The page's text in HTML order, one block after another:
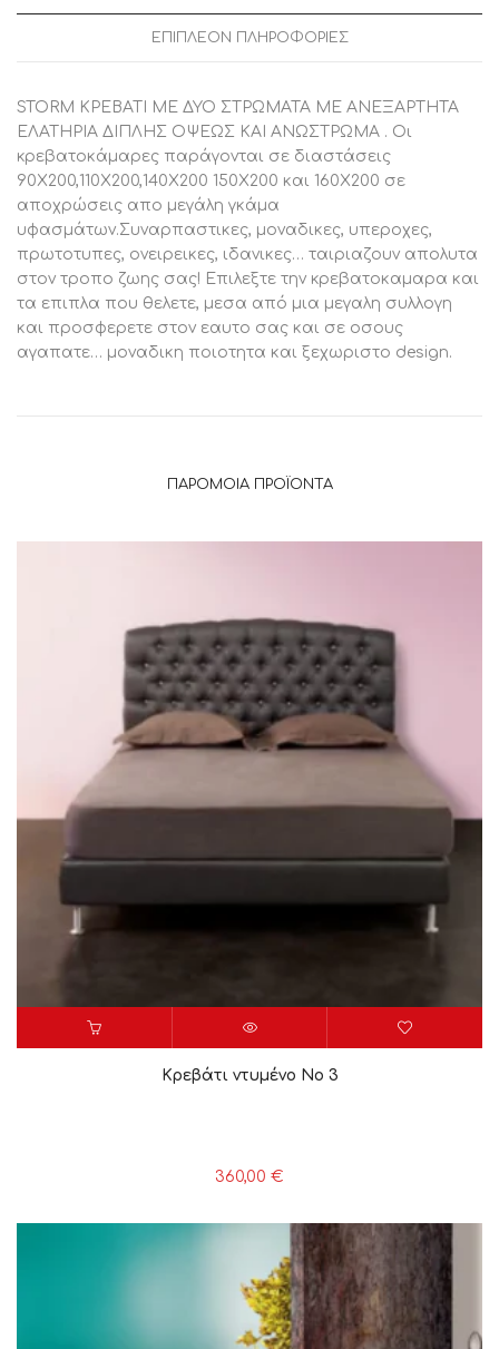
ΕΠΙΠΛΈΟΝ ΠΛΗΡΟΦΟΡΊΕΣ
STORM ΚΡΕΒΑΤΙ ΜΕ ΔΥΟ ΣΤΡΩΜΑΤΑ ΜΕ ΑΝΕΞΑΡΤΗΤΑ
ΕΛΑΤΗΡΙΑ ΔΙΠΛΗΣ ΟΨΕΩΣ ΚΑΙ ΑΝΩΣΤΡΩΜΑ . Οι
κρεβατοκάμαρες παράγονται σε διαστάσεις
90Χ200,110Χ200,140Χ200 150Χ200 και 160Χ200 σε
αποχρώσεις απο μεγάλη γκάμα
υφασμάτων.Συναρπαστικες, μοναδικες, υπεροχες,
πρωτοτυπες, ονειρεικες, ιδανικες… ταιριαζουν απολυτα
στον τροπο ζωης σας! Επιλεξτε την κρεβατοκαμαρα και
τα επιπλα που θελετε, μεσα από μια μεγαλη συλλογη
και προσφερετε στον εαυτο σας και σε οσους
αγαπατε… μοναδικη ποιοτητα και ξεχωριστο design.
ΠΑΡΌΜΟΙΑ ΠΡΟΪΌΝΤΑ
Κρεβάτι ντυμένο Νο 3
360,00 €